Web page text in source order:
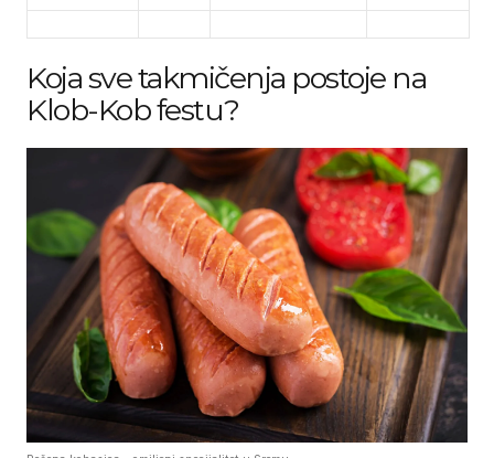
Koja sve takmičenja postoje na
Klob-Kob festu?